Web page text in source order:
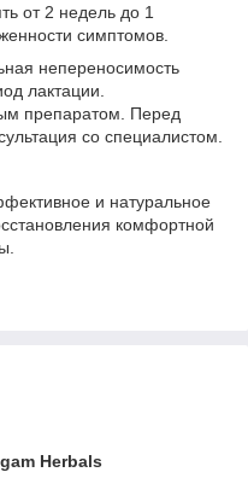
от 2 недель до 1
симптомов.
непереносимость
лактации.
препаратом. Перед
со специалистом.
и натуральное
комфортной
Herbals